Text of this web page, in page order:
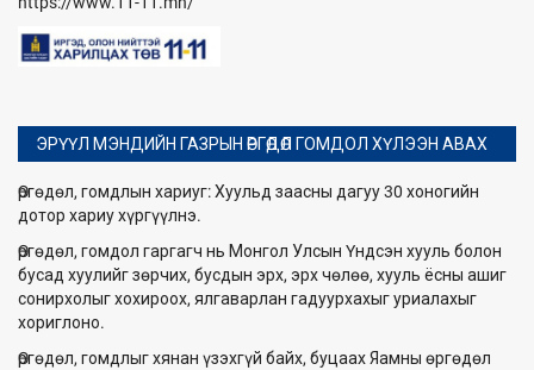
ЭРҮҮЛ МЭНДИЙН ГАЗРЫН ӨРГӨДӨЛ ГОМДОЛ ХҮЛЭЭН АВАХ
Өргөдөл, гомдлын хариуг: Хуульд заасны дагуу 30 хоногийн
дотор хариу хүргүүлнэ.
Өргөдөл, гомдол гаргагч нь Монгол Улсын Үндсэн хууль болон
бусад хуулийг зөрчих, бусдын эрх, эрх чөлөө, хууль ёсны ашиг
сонирхолыг хохироох, ялгаварлан гадуурхахыг уриалахыг
хориглоно.
Өргөдөл, гомдлыг хянан үзэхгүй байх, буцаах Яамны өргөдөл